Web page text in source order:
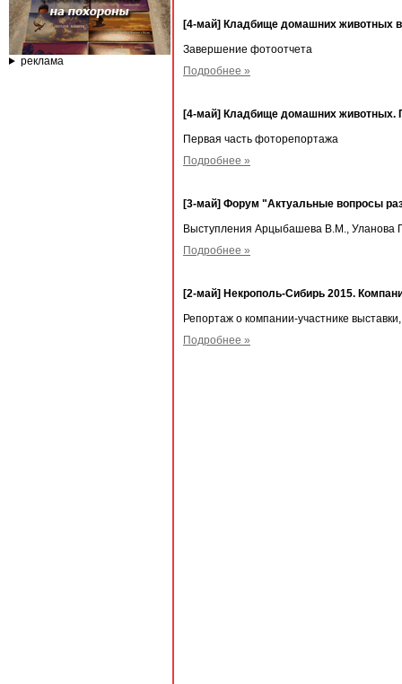
реклама
[4-май] Кладбище домашних животных
Завершение фотоотчета
Подробнее »
[4-май] Кладбище домашних животных.
Первая часть фоторепортажа
Подробнее »
[3-май] Форум "Актуальные вопросы
Выступления Арцыбашева В.М., Уланова
Подробнее »
[2-май] Некрополь-Сибирь 2015.
Репортаж о компании-участнике
Подробнее »